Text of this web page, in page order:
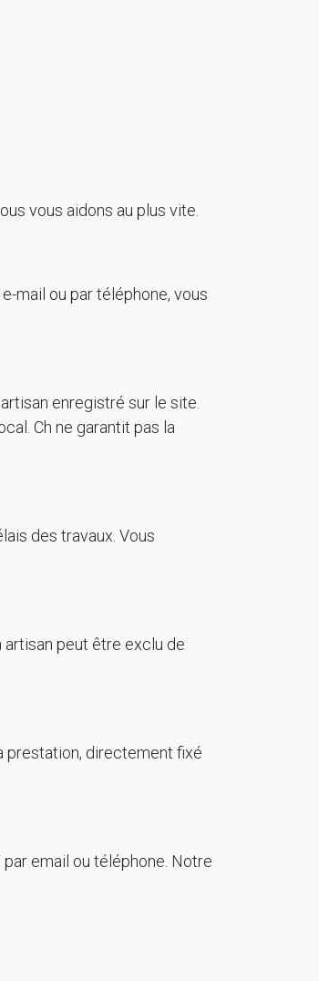
vous aidons au plus vite.
mail ou par téléphone, vous
enregistré sur le site.
Ch ne garantit pas la
des travaux. Vous
artisan peut être exclu de
prestation, directement fixé
email ou téléphone. Notre